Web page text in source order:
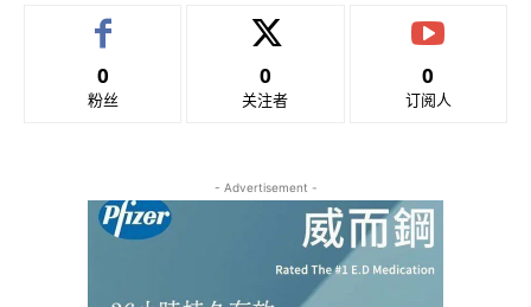
0
粉丝
0
关注者
0
订阅人
- Advertisement -